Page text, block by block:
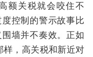
额关税就会咬住不
控制的警示故事比
墙并不奏效。正如
，高关税和新近对